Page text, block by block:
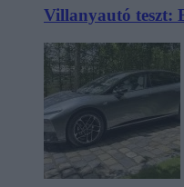
Villanyautó teszt: